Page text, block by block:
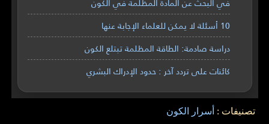
10 أسئلة لا يمكن للعلماء الإجابة عنها
دراسة صادمة: الطاقة المظلمة تبتلع الكون
كائنات على تردد آخر : حدود الإدراك البشري
تصنيفات : أسرار الكون